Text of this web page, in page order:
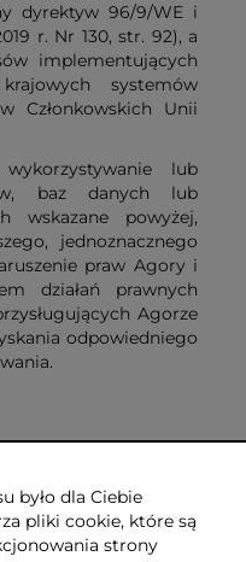
dyrektyw 96/9/WE i
r. Nr 130, str. 92), a
implementujących
systemów
Członkowskich Unii
lub
baz danych lub
wskazane powyżej,
jednoznacznego
praw Agory i
działań prawnych
Agorze
odpowiedniego
było dla Ciebie
pliki cookie, które są
strony